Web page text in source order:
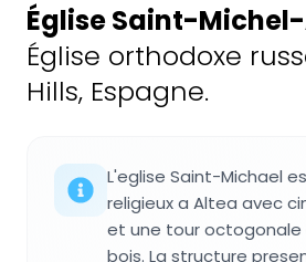
Église Saint-
Église orthodoxe
Hills, Espagne.
L'eglise Saint-Michael
religieux a Altea avec
et une tour octogonale
bois. La structure